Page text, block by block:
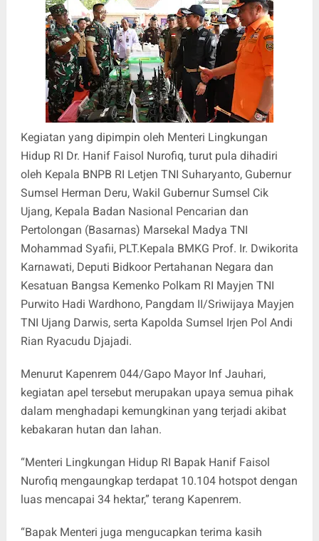
Kegiatan yang dipimpin oleh Menteri Lingkungan
Hidup RI Dr. Hanif Faisol Nurofiq, turut pula dihadiri
oleh Kepala BNPB RI Letjen TNI Suharyanto, Gubernur
Sumsel Herman Deru, Wakil Gubernur Sumsel Cik
Ujang, Kepala Badan Nasional Pencarian dan
Pertolongan (Basarnas) Marsekal Madya TNI
Mohammad Syafii, PLT.Kepala BMKG Prof. Ir. Dwikorita
Karnawati, Deputi Bidkoor Pertahanan Negara dan
Kesatuan Bangsa Kemenko Polkam RI Mayjen TNI
Purwito Hadi Wardhono, Pangdam II/Sriwijaya Mayjen
TNI Ujang Darwis, serta Kapolda Sumsel Irjen Pol Andi
Rian Ryacudu Djajadi.
Menurut Kapenrem 044/Gapo Mayor Inf Jauhari,
kegiatan apel tersebut merupakan upaya semua pihak
dalam menghadapi kemungkinan yang terjadi akibat
kebakaran hutan dan lahan.
“Menteri Lingkungan Hidup RI Bapak Hanif Faisol
Nurofiq mengaungkap terdapat 10.104 hotspot dengan
luas mencapai 34 hektar,” terang Kapenrem.
“Bapak Menteri juga mengucapkan terima kasih